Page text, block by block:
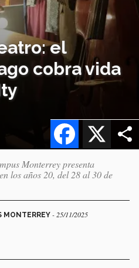
el
cobra vida
X
Facebook
Monterrey presenta
los años 20, del 28 al 30 de
MONTERREY - 25/11/2025